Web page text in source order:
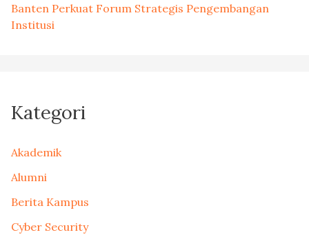
Banten Perkuat Forum Strategis Pengembangan
Institusi
Kategori
Akademik
Alumni
Berita Kampus
Cyber Security